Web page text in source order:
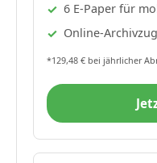
6 E-Paper für
Online-
*129,48 € bei jährlicher